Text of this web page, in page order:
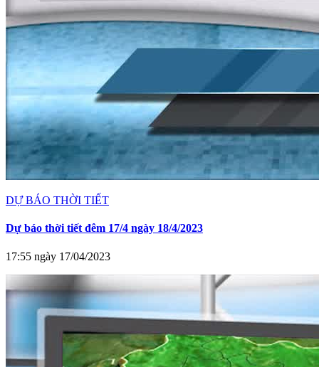
DỰ BÁO THỜI TIẾT
Dự báo thời tiết đêm 17/4 ngày 18/4/2023
17:55 ngày 17/04/2023